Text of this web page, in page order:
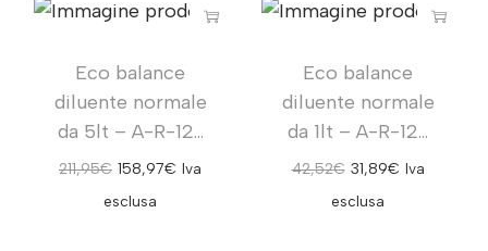
Eco balance
diluente normale
da 5lt – A-R-12...
211,95€ 158,97€ Iva
esclusa
Eco balance
diluente normale
da 1lt – A-R-12...
42,52€ 31,89€ Iva
esclusa